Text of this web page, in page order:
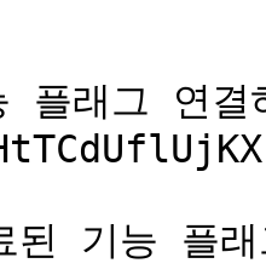
래그 연결
기능 플